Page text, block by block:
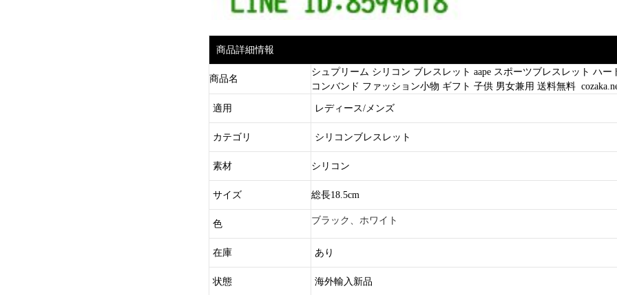
商品詳細情報
商品名
シュプリーム シリコン ブレスレット aape スポーツブレスレット ハー
コンバンド ファッション小物 ギフト 子供 男女兼用 送料無料
適用 レディース/メンズ
カテゴリ シリコンブレスレット
素材 シリコン
サイズ 総長18.5cm
色 ブラック、ホワイト
在庫 あり
状態 海外輸入新品